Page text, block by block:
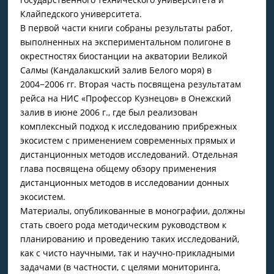
Клайпедского университета.
В первой части книги собраны результаты работ,
выполненных на экспериментальном полигоне в
окрестностях биостанции на акватории Великой
Салмы (Кандалакшский залив Белого моря) в
2004−2006 гг. Вторая часть посвящена результатам
рейса на НИС «Профессор Кузнецов» в Онежский
залив в июне 2006 г., где был реализован
комплексный подход к исследованию прибрежных
экосистем с применением современных прямых и
дистанционных методов исследований. Отдельная
глава посвящена общему обзору применения
дистанционных методов в исследовании донных
экосистем.
Материалы, опубликованные в монографии, должны
стать своего рода методическим руководством к
планированию и проведению таких исследований,
как с чисто научными, так и научно-прикладными
задачами (в частности, с целями мониторинга,